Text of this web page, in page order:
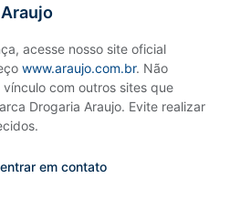
acesse nosso site oficial
www.araujo.com.br. Não
com outros sites que
Drogaria Araujo. Evite realizar
em contato